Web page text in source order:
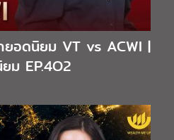
ยอดนิยม VT vs ACWI |
ม EP.4O2